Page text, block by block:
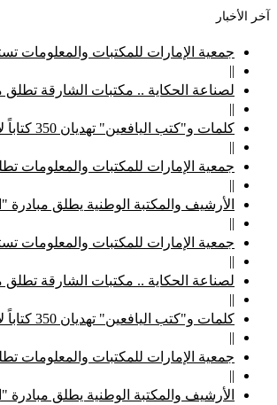
آخر الأخبار
جمعية الإمارات للمكتبات والمعلومات
||
لصناعة الحكاية .. مكتبات الشارقة
||
كلمات و"كتب اليافعين" تهديان 350 كتاباً لأطفال "الإمارات الإنسانية"
||
جمعية الإمارات للمكتبات والمعلومات
||
الأرشيف والمكتبة الوطنية يطلق مبادرة
||
جمعية الإمارات للمكتبات والمعلومات
||
لصناعة الحكاية .. مكتبات الشارقة
||
كلمات و"كتب اليافعين" تهديان 350 كتاباً لأطفال "الإمارات الإنسانية"
||
جمعية الإمارات للمكتبات والمعلومات
||
الأرشيف والمكتبة الوطنية يطلق مبادرة